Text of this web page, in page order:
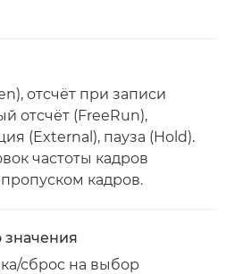
отсчёт при записи
отсчёт (FreeRun),
(External), пауза (Hold).
частоты кадров
кадров.
значения
сброс на выбор